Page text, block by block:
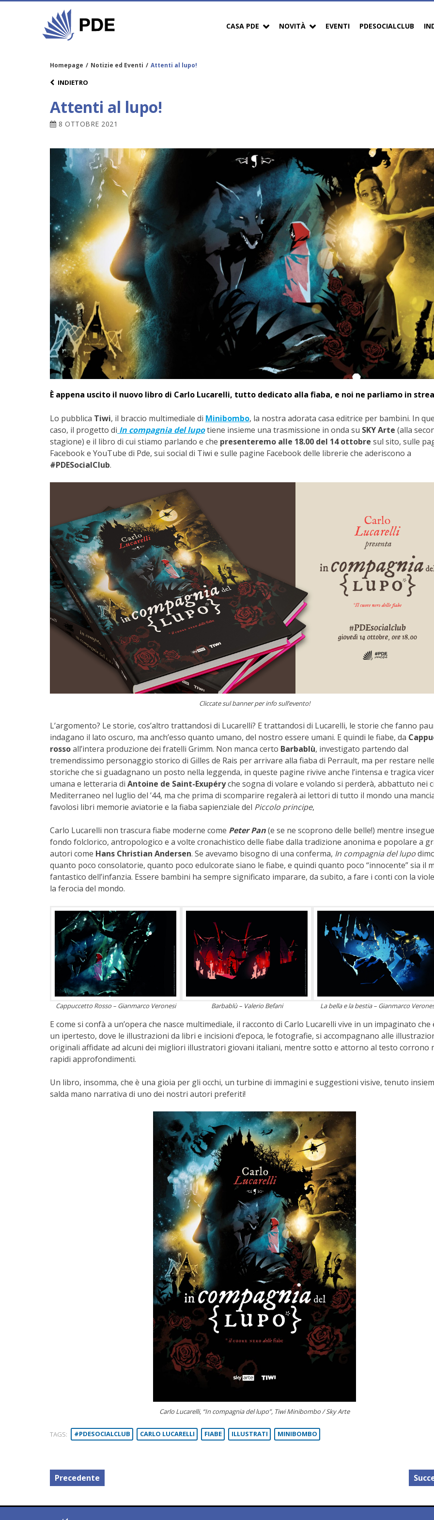
CASA PDE NOVITÀ EVENTI PDESOCIALCLUB
Homepage / Notizie ed Eventi / Attenti al lupo!
INDIETRO
Attenti al lupo!
8 OTTOBRE 2021
È appena uscito il nuovo libro di Carlo Lucarelli, tutto dedicato alla fiaba, e noi ne parliamo in
Lo pubblica Tiwi, il braccio multimediale di Minibombo, la nostra adorata casa editrice per bambini. In
caso, il progetto di In compagnia del lupotiene insieme una trasmissione in onda su SKY Arte (alla
stagione) e il libro di cui stiamo parlando e che presenteremo alle 18.00 del 14 ottobre sul sito, sulle
Facebook e YouTube di Pde, sui social di Tiwi e sulle pagine Facebook delle librerie che aderiscono a
#PDESocialClub.
Cliccate sul banner per info sull’evento!
L’argomento? Le storie, cos’altro trattandosi di Lucarelli? E trattandosi di Lucarelli, le storie che fanno
indagano il lato oscuro, ma anch’esso quanto umano, del nostro essere umani. E quindi le fiabe, da
rossoall’intera produzione dei fratelli Grimm. Non manca certo Barbablù, investigato partendo dal
tremendissimo personaggio storico di Gilles de Rais per arrivare alla fiaba di Perrault, ma per restare
storiche che si guadagnano un posto nella leggenda, in queste pagine rivive anche l’intensa e tragica
umana e letteraria di Antoine de Saint-Exupéryche sogna di volare e volando si perderà, abbattuto nei
Mediterraneo nel luglio del ’44, ma che prima di scomparire regalerà ai lettori di tutto il mondo una
favolosi libri memorie aviatorie e la fiaba sapienziale del Piccolo principe,
Carlo Lucarelli non trascura fiabe moderne come Peter Pan(e se ne scoprono delle belle!) mentre
fondo folclorico, antropologico e a volte cronachistico delle fiabe dalla tradizione anonima e popolare a
autori come Hans Christian Andersen. Se avevamo bisogno di una conferma, In compagnia del lupo
quanto poco consolatorie, quanto poco edulcorate siano le fiabe, e quindi quanto poco “innocente” sia il
fantastico dell’infanzia. Essere bambini ha sempre significato imparare, da subito, a fare i conti con la
la ferocia del mondo.
Cappuccetto Rosso – Gianmarco Veronesi Barbablù – Valerio Befani La bella e la bestia – Gianmarco
E come si confà a un’opera che nasce multimediale, il racconto di Carlo Lucarelli vive in un impaginato che
un ipertesto, dove le illustrazioni da libri e incisioni d’epoca, le fotografie, si accompagnano alle
originali affidate ad alcuni dei migliori illustratori giovani italiani, mentre sotto e attorno al testo corrono
rapidi approfondimenti.
Un libro, insomma, che è una gioia per gli occhi, un turbine di immagini e suggestioni visive, tenuto
salda mano narrativa di uno dei nostri autori preferiti!
Carlo Lucarelli, “In compagnia del lupo”, Tiwi Minibombo / Sky Arte
TAGS: #PDESOCIALCLUB CARLO LUCARELLI FIABE ILLUSTRATI MINIBOMBO
Precedente